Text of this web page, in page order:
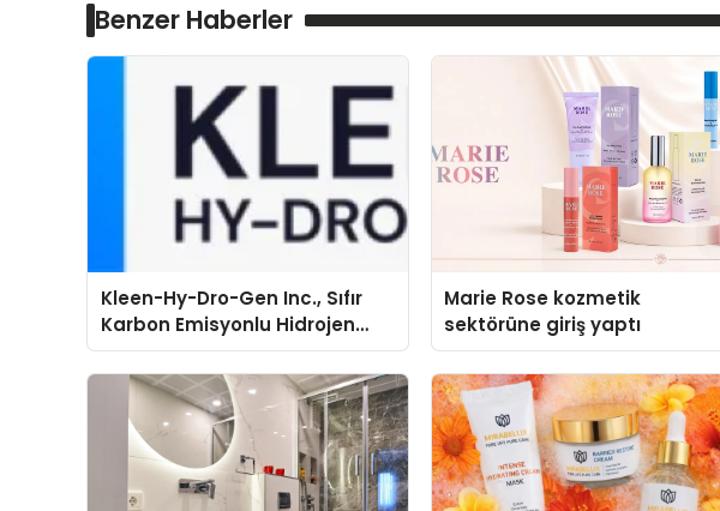
Benzer Haberler
Kleen-Hy-Dro-Gen Inc., Sıfır
Karbon Emisyonlu Hidrojen
Isıtma Teknolojisinde ISO ve
TSSA Düzenleyici Onaylarını
Marie Rose kozmetik
sektörüne giriş yaptı